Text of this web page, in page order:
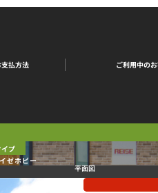
払方法 ご利用中の
イプ
ゼホビー
平面図